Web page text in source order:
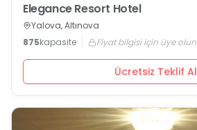
Elegance Resort Hotel
Yalova, Altınova
875kapasite Fiyat bilgisi için üye olun
Ücretsiz Teklif Al